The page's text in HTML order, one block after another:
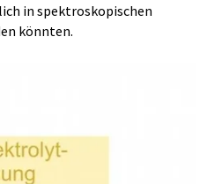
in spektroskopischen
könnten.